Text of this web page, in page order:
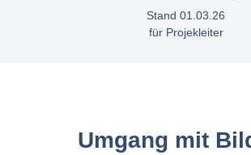
Stand 01.03.26
für Projekleiter
Umgang mit